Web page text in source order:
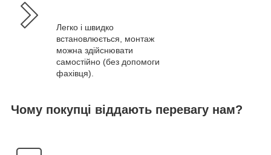
Легко і швидко
встановлюється, монтаж
можна здійснювати
самостійно (без допомоги
фахівця).
Чому покупці віддають перевагу нам?